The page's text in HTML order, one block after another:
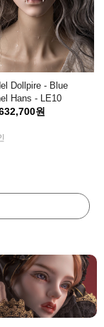
Dollpire - Blue
Hans - LE10
원